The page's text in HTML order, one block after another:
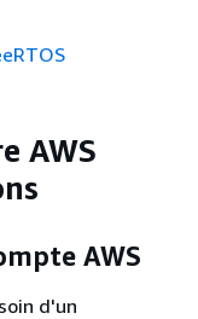
AWS
AWS
d'un